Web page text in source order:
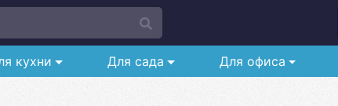
кухни Для сада Для офиса